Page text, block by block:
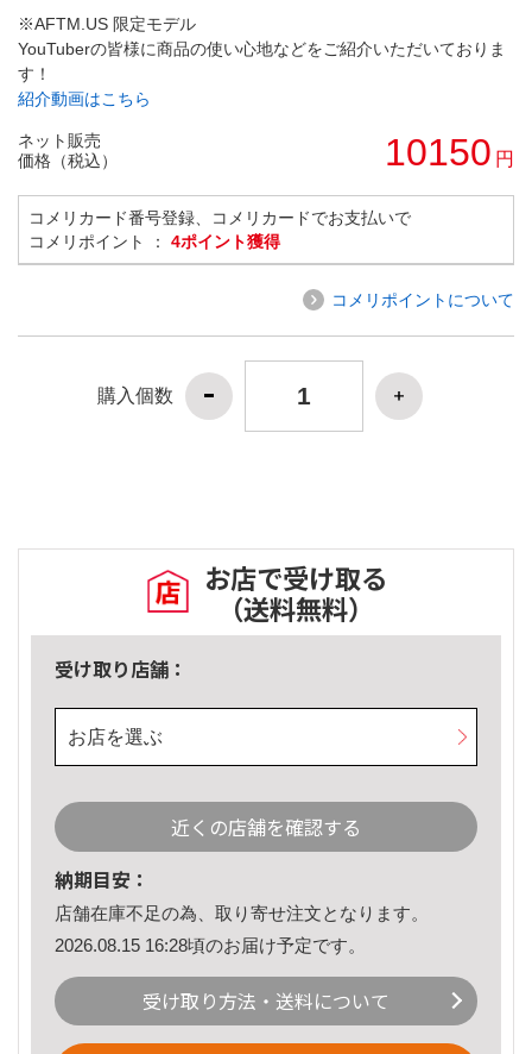
※AFTM.US 限定モデル
YouTuberの皆様に商品の使い心地などをご紹介いただいておりま
す！
紹介動画はこちら
ネット販売
価格（税込）
10150 円
コメリカード番号登録、コメリカードでお支払いで
コメリポイント ： 4ポイント獲得
コメリポイントについて
購入個数
お店で受け取る
（送料無料）
受け取り店舗：
お店を選ぶ
近くの店舗を確認する
納期目安：
店舗在庫不足の為、取り寄せ注文となります。
2026.08.15 16:28頃のお届け予定です。
受け取り方法・送料について